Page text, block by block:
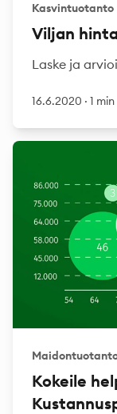
Kasvintuotanto
Viljan
Laske ja
16.6.2020 · 1
Kokeile